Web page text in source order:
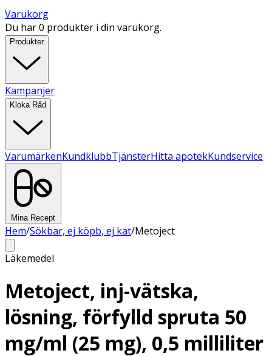
Varukorg
Du har 0 produkter i din varukorg.
Produkter
Kampanjer
Kloka Råd
VarumärkenKundklubbTjänsterHitta apotekKundservice
Mina Recept
Hem/Sökbar, ej köpb, ej kat/Metoject
Läkemedel
Metoject, inj-vätska,
lösning, förfylld spruta 50
mg/ml (25 mg), 0,5 milliliter